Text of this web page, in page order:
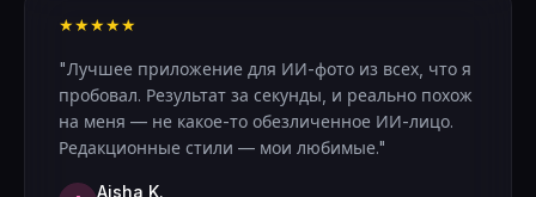
★★★★★
"Лучшее приложение для ИИ-фото из всех, что я
пробовал. Результат за секунды, и реально похож
на меня — не какое-то обезличенное ИИ-лицо.
Редакционные стили — мои любимые."
Aisha K.